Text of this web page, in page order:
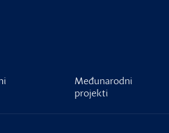
Međunarodni
projekti